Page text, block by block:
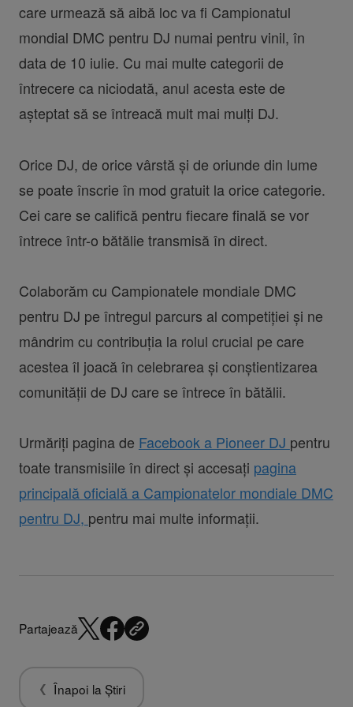
care urmează să aibă loc va fi Campionatul
mondial DMC pentru DJ numai pentru vinil, în
data de 10 iulie. Cu mai multe categorii de
întrecere ca niciodată, anul acesta este de
așteptat să se întreacă mult mai mulți DJ.
Orice DJ, de orice vârstă și de oriunde din lume
se poate înscrie în mod gratuit la orice categorie.
Cei care se califică pentru fiecare finală se vor
întrece într-o bătălie transmisă în direct.
Colaborăm cu Campionatele mondiale DMC
pentru DJ pe întregul parcurs al competiției și ne
mândrim cu contribuția la rolul crucial pe care
acestea îl joacă în celebrarea și conștientizarea
comunității de DJ care se întrece în bătălii.
Urmăriți pagina de Facebook a Pioneer DJ pentru
toate transmisiile în direct și accesați pagina
principală oficială a Campionatelor mondiale DMC
pentru DJ, pentru mai multe informații.
Partajează
Înapoi la Știri